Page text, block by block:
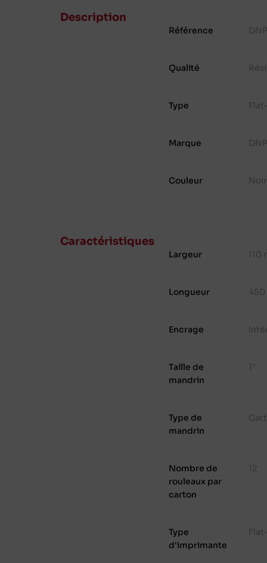
Description
Référence
Qualité
Type
Marque
Couleur Noir
Caractéristiques
Largeur 110
Longueur 450
Encrage
Taille de
mandrin
1"
Type de
mandrin
Nombre de
rouleaux par
carton
12
Type
d'imprimante